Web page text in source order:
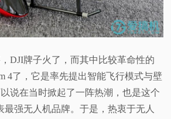
DJI牌子火了，而其中比较革命性的
4了，它是率先提出智能飞行模式与壁
说在当时掀起了一阵热潮，也是这个
最强无人机品牌。于是，热衷于无人